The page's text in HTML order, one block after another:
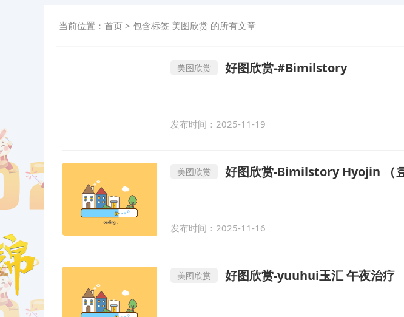
当前位置： 首页 > 包含标签 美图欣赏 的所有文章
美图欣赏 好图欣赏-#Bimilstory
发布时间：2025-11-19
美图欣赏 好图欣赏-Bimilstory Hyojin （효진） - Vol.01
发布时间：2025-11-16
美图欣赏 好图欣赏-yuuhui玉汇 午夜治疗